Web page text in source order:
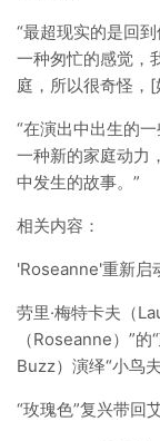
“最超现实的是回
一种匆忙的感觉，
庭，所以很奇怪，
“在演出中出生的
一种新的家庭动力
中发生的故事。”
相关内容：
'Roseanne'重新启
劳里·梅特卡夫（
（Roseanne）”
Buzz）演绎“小鸟
“玫瑰色”复兴带回